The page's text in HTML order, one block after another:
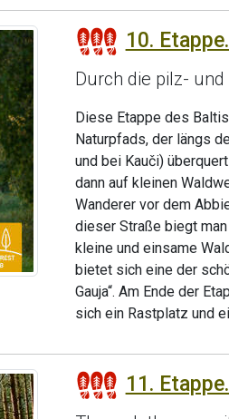
10.
Durch die pilz-
Diese Etappe des
Naturpfads, der längs
und bei Kauči)
dann auf kleinen
Wanderer vor dem
dieser Straße biegt
kleine und einsame
bietet sich eine der
Gauja“. Am Ende der
sich ein Rastplatz und
11.